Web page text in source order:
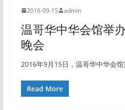
2016-09-15 admin
温哥华中华会馆举
晚会
2016年9月15日，温哥华中华会
Read More